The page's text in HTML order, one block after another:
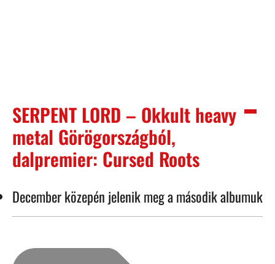
SERPENT LORD – Okkult heavy
metal Görögországból,
dalpremier: Cursed Roots
December közepén jelenik meg a második albumuk